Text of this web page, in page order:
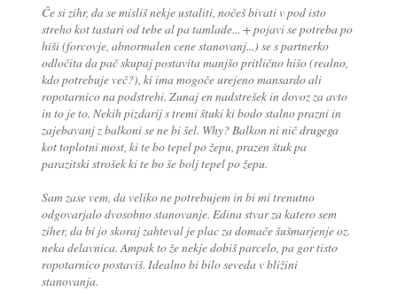
Če si zihr, da se misliš nekje ustaliti, nočeš bivati v pod isto
streho kot tastari od tebe al pa tamlade... + pojavi se potreba po
hiši (forcovje, abnormalen cene stanovanj...) se s partnerko
odločita da pač skupaj postavita manjšo pritlično hišo (realno,
kdo potrebuje več?), ki ima mogoče urejeno mansardo ali
ropotarnico na podstrehi. Zunaj en nadstrešek in dovoz za avto
in to je to. Nekih pizdarij s tremi štuki ki bodo stalno prazni in
zajebavanj z balkoni se ne bi šel. Why? Balkon ni nič drugega
kot toplotni most, ki te bo tepel po žepu, prazen štuk pa
parazitski strošek ki te bo še bolj tepel po žepu.
Sam zase vem, da veliko ne potrebujem in bi mi trenutno
odgovarjalo dvosobno stanovanje. Edina stvar za katero sem
ziher, da bi jo skoraj zahteval je plac za domače šušmarjenje oz.
neka delavnica. Ampak to že nekje dobiš parcelo, pa gor tisto
ropotarnico postaviš. Idealno bi bilo seveda v bližini
stanovanja.